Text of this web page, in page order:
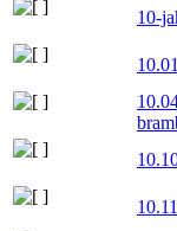
10-